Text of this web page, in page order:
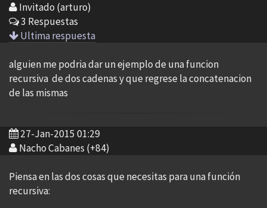
Invitado (arturo)
3 Respuestas
Ultima respuesta
alguien me podria dar un ejemplo de una funcion
recursiva de dos cadenas y que regrese la concatenacion
de las mismas
27-Jan-2015 01:29
Nacho Cabanes (+84)
Piensa en las dos cosas que necesitas para una función
recursiva: